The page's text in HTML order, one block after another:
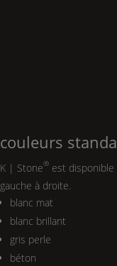
couleurs
K | Stone® est
gauche à droite.
blanc mat
blanc brillant
gris perle
béton